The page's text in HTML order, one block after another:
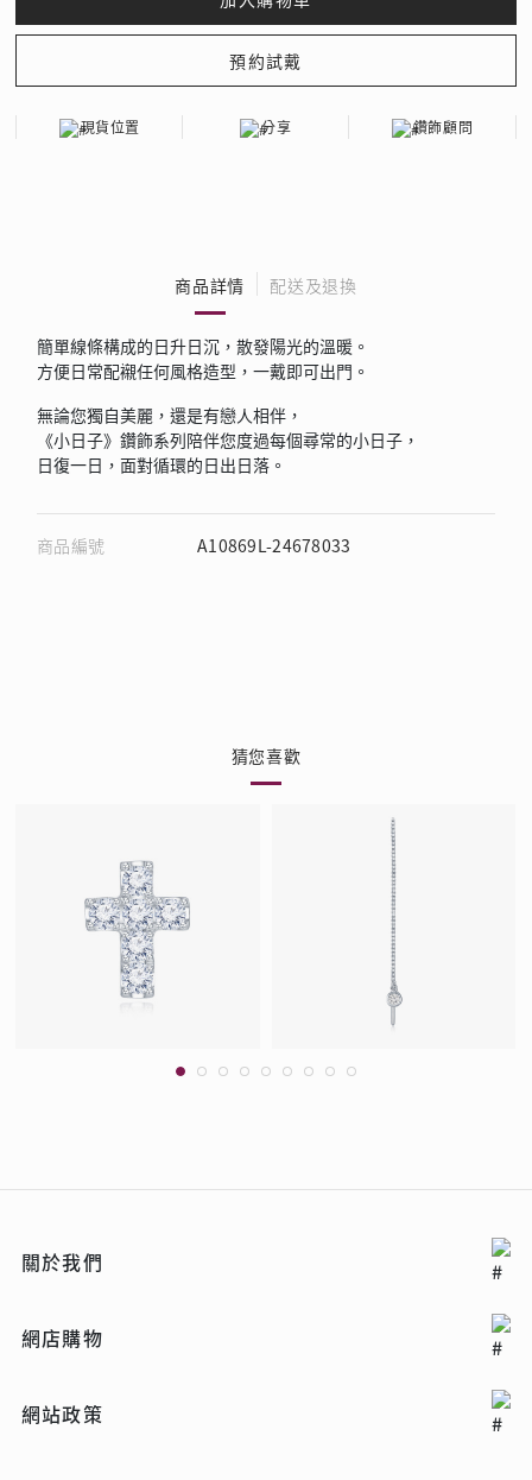
現貨位置 分享 鑽飾顧問
商品詳情 配送及退換
簡單線條構成的日升日沉，散發陽光的溫暖。
方便日常配襯任何風格造型，一戴即可出門。
無論您獨自美麗，還是有戀人相伴，
《小日子》鑽飾系列陪伴您度過每個尋常的小日子，
日復一日，面對循環的日出日落。
商品編號 A10869L-24678033
猜您喜歡
關於我們
網店購物
網站政策